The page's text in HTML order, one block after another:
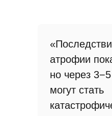
атрофии
но через
могут стать